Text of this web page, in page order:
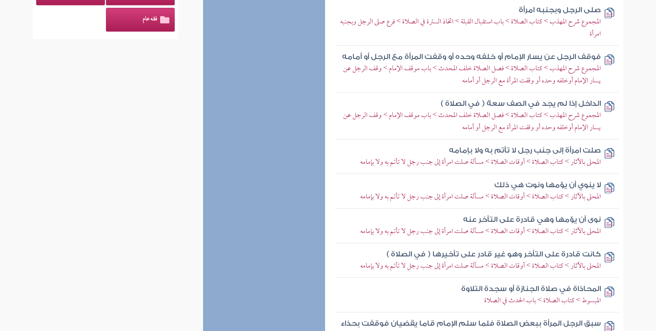
صلى الرجل وبجنبه امرأة
المجموع شرح المهذب > كتاب الصلاة > باب استقبال القبلة > اتخاذ السترة في الصلاة > فرع صلى الرجل وبجنبه
امرأة
فوقف الرجل عن يسار الإمام أو خلفه وحده أو وقفت المرأة مع الرجل أو أمامه
المجموع شرح المهذب > كتاب الصلاة > فصل الصلاة خلف المحدث > باب موقف الإمام > وقف الرجل عن
يسار الإمام أوخلفه وحده أو وقفت المرأة مع الرجل أو أمامه
الداخل إذا لم يجد في الصف سعة ( في الصلاة )
المجموع شرح المهذب > كتاب الصلاة > فصل الصلاة خلف المحدث > باب موقف الإمام > وقف الرجل عن
يسار الإمام أوخلفه وحده أو وقفت المرأة مع الرجل أو أمامه
صلت امرأة إلى جنب رجل لا تأتم به ولا بإمامه
المحلى بالآثار > كتاب الصلاة > أوقات الصلاة > مسألة صلت امرأة إلى جنب رجل لا تأتم به ولا بإمامه
لا ينوي أن يؤمها ونوت هي ذلك
المحلى بالآثار > كتاب الصلاة > أوقات الصلاة > مسألة صلت امرأة إلى جنب رجل لا تأتم به ولا بإمامه
نوى أن يؤمها وهي قادرة على التأخر عنه
المحلى بالآثار > كتاب الصلاة > أوقات الصلاة > مسألة صلت امرأة إلى جنب رجل لا تأتم به ولا بإمامه
كانت قادرة على التأخر وهو غير قادر على تأخيرها ( في الصلاة )
المحلى بالآثار > كتاب الصلاة > أوقات الصلاة > مسألة صلت امرأة إلى جنب رجل لا تأتم به ولا بإمامه
المحاذاة في صلاة الجنازة أو سجدة التلاوة
المبسوط > كتاب الصلاة > باب الحدث في الصلاة
سبق الرجل المرأة ببعض الصلاة فلما سلم الإمام قاما يقضيان فوقفت بحذاء
فقه عام